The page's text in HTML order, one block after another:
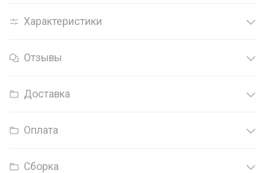
Характеристики
Отзывы
Доставка
Оплата
Сборка